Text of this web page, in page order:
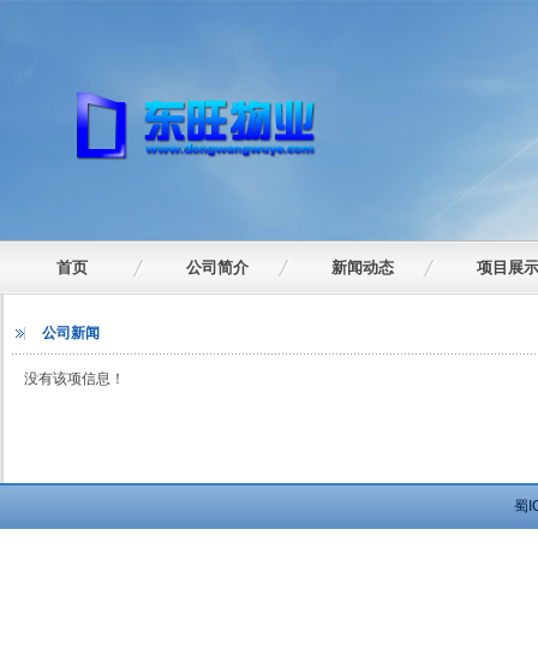
首页 公司简介 新闻动态 项目展示
公司新闻
没有该项信息！
蜀